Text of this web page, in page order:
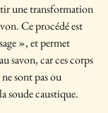
une transformation
Ce procédé est
», et permet
savon, car ces corps
sont pas ou
soude caustique.